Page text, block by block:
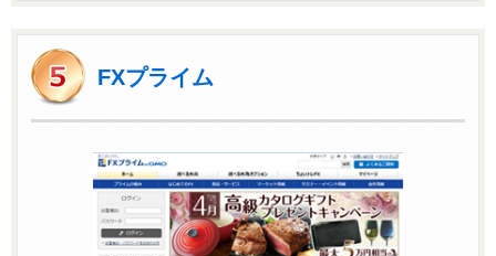
FXプライム